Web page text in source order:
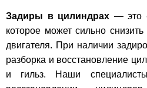
Задиры в цилиндрах — это
которое может сильно
двигателя. При наличии
разборка и восстановление
и гильз. Наши